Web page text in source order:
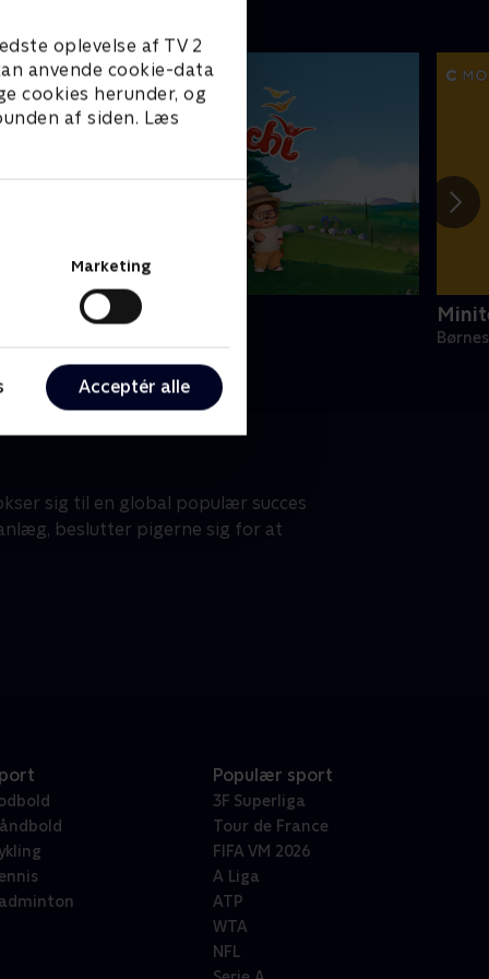
oplevelse af TV 2
anvende cookie-data
cookies herunder, og
af siden. Læs
Marketing
Acceptér alle
Monchhichi
sig til en global populær succes
beslutter pigerne sig for at
Populær sport
3F Superliga
Tour de France
FIFA VM 2026
A Liga
ATP
WTA
NFL